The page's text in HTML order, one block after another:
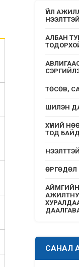
ҮЙЛ
АЛБАН
ТӨСӨВ,
ШИЛЭН
ХҮНИЙ
ТОД
САНАЛ